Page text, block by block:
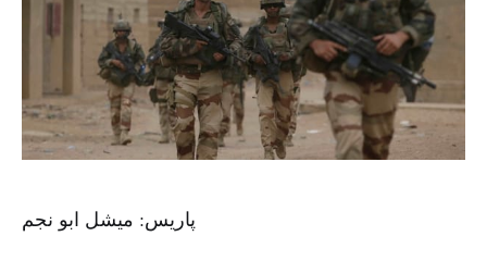
پاریس: میشل ابو نجم